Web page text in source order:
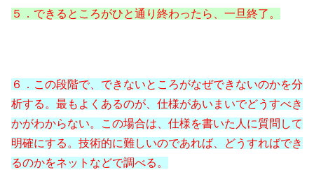
５．できるところがひと通り終わったら、一旦終了。
６．この段階で、できないところがなぜできないのかを分
析する。最もよくあるのが、仕様があいまいでどうすべき
かがわからない。この場合は、仕様を書いた人に質問して
明確にする。技術的に難しいのであれば、どうすればでき
るのかをネットなどで調べる。